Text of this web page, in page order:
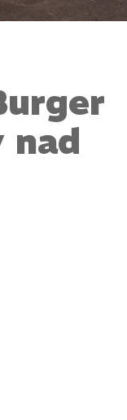
nad